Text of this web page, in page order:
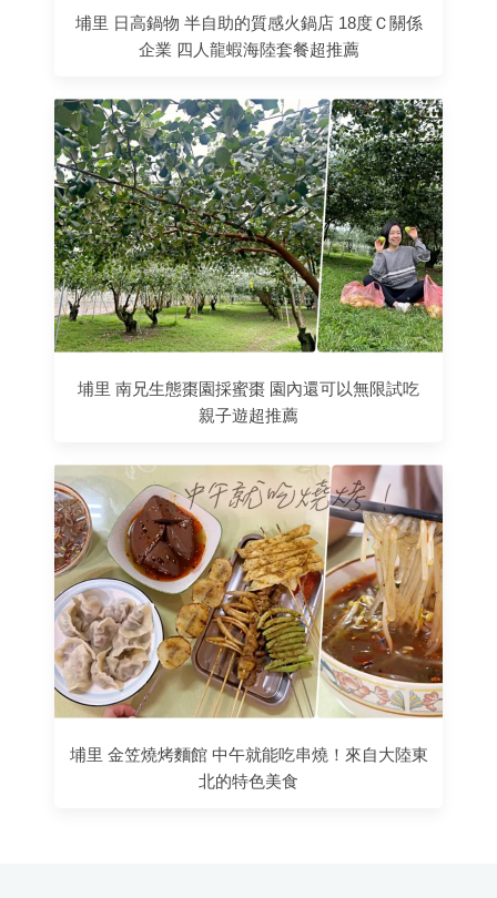
埔里 日高鍋物 半自助的質感火鍋店 18度Ｃ關係
企業 四人龍蝦海陸套餐超推薦
埔里 南兄生態棗園採蜜棗 園內還可以無限試吃
親子遊超推薦
埔里 金笠燒烤麵館 中午就能吃串燒！來自大陸東
北的特色美食